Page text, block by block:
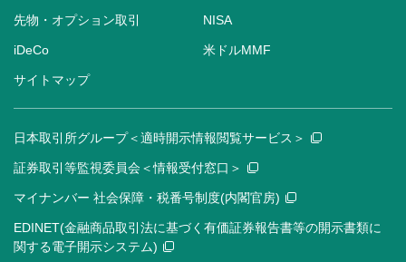
先物・オプション取引 NISA
iDeCo 米ドルMMF
サイトマップ
日本取引所グループ＜適時開示情報閲覧サービス＞
証券取引等監視委員会＜情報受付窓口＞
マイナンバー 社会保障・税番号制度(内閣官房)
EDINET(金融商品取引法に基づく有価証券報告書等の開示書類に
関する電子開示システム)